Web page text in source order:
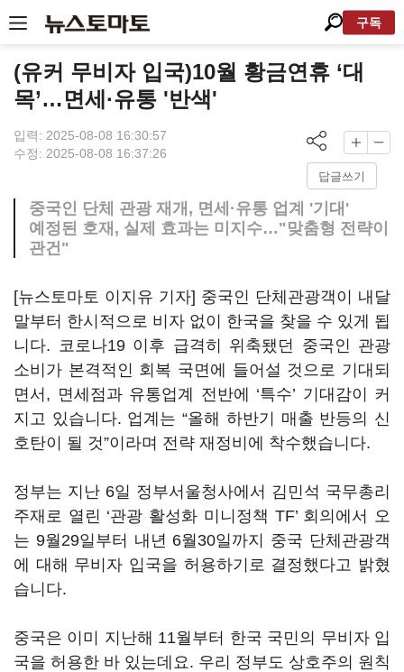
구독
(유커 무비자 입국)10월 황금연휴 ‘대
목’…면세·유통 '반색'
입력: 2025-08-08 16:30:57
수정: 2025-08-08 16:37:26
답글쓰기
중국인 단체 관광 재개, 면세·유통 업계 '기대'
예정된 호재, 실제 효과는 미지수…"맞춤형 전략이
관건"
[뉴스토마토 이지유 기자] 중국인 단체관광객이 내달
말부터 한시적으로 비자 없이 한국을 찾을 수 있게 됩
니다. 코로나19 이후 급격히 위축됐던 중국인 관광
소비가 본격적인 회복 국면에 들어설 것으로 기대되
면서, 면세점과 유통업계 전반에 ‘특수’ 기대감이 커
지고 있습니다. 업계는 “올해 하반기 매출 반등의 신
호탄이 될 것”이라며 전략 재정비에 착수했습니다.
정부는 지난 6일 정부서울청사에서 김민석 국무총리
주재로 열린 ‘관광 활성화 미니정책 TF’ 회의에서 오
는 9월29일부터 내년 6월30일까지 중국 단체관광객
에 대해 무비자 입국을 허용하기로 결정했다고 밝혔
습니다.
중국은 이미 지난해 11월부터 한국 국민의 무비자 입
국을 허용한 바 있는데요. 우리 정부도 상호주의 원칙